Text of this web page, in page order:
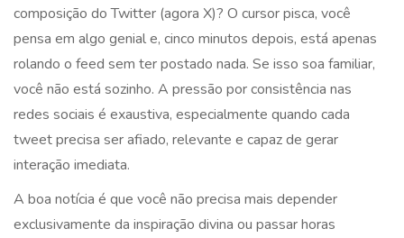
composição do Twitter (agora X)? O cursor pisca, você
pensa em algo genial e, cinco minutos depois, está apenas
rolando o feed sem ter postado nada. Se isso soa familiar,
você não está sozinho. A pressão por consistência nas
redes sociais é exaustiva, especialmente quando cada
tweet precisa ser afiado, relevante e capaz de gerar
interação imediata.
A boa notícia é que você não precisa mais depender
exclusivamente da inspiração divina ou passar horas